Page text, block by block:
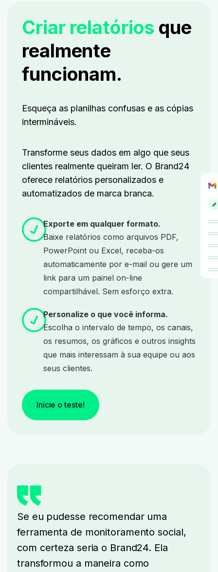
Criar relatórios que
realmente
funcionam.
Esqueça as planilhas confusas e as cópias
intermináveis.
Transforme seus dados em algo que seus
clientes realmente queiram ler. O Brand24
oferece relatórios personalizados e
automatizados de marca branca.
Exporte em qualquer formato.
Baixe relatórios como arquivos PDF,
PowerPoint ou Excel, receba-os
automaticamente por e-mail ou gere um
link para um painel on-line
compartilhável. Sem esforço extra.
Personalize o que você informa.
Escolha o intervalo de tempo, os canais,
os resumos, os gráficos e outros insights
que mais interessam à sua equipe ou aos
seus clientes.
Inicie o teste!
Se eu pudesse recomendar uma
ferramenta de monitoramento social,
com certeza seria o Brand24. Ela
transformou a maneira como